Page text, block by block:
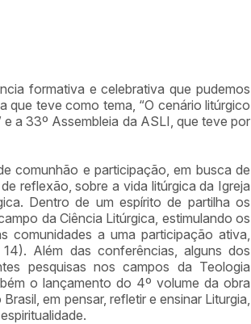
formativa e celebrativa que pudemos
que teve como tema, “O cenário litúrgico
a 33º Assembleia da ASLI, que teve por
comunhão e participação, em busca de
reflexão, sobre a vida litúrgica da Igreja
Dentro de um espírito de partilha os
da Ciência Litúrgica, estimulando os
comunidades a uma participação ativa,
Além das conferências, alguns dos
pesquisas nos campos da Teologia
o lançamento do 4º volume da obra
em pensar, refletir e ensinar Liturgia,